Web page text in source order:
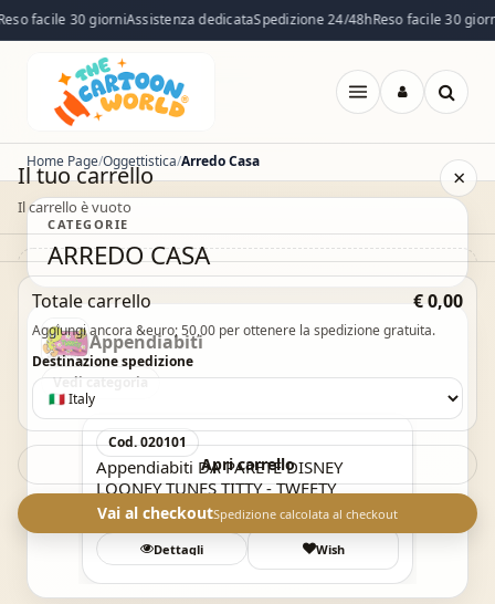
facile 30 giorniAssistenza dedicataSpedizione 24/48hReso facile 30 giorni
Apri
Il tuo carrello
Il carrello è vuoto
×
Il carrello è vuoto. Esplora il catalogo e aggiungi i
Vai al catalogo
Totale carrello € 0,00
Aggiungi ancora &euro; 50,00 per ottenere la spedizione gratuita.
Destinazione spedizione
Apri carrello
Vai al checkoutSpedizione calcolata al checkout
Home Page Oggettistica Arredo Casa
CATEGORIE
ARREDO CASA
Appendiabiti
Vedi categoria Acquisto Veloce
Cod. 020101
Appendiabiti DA PARETE DISNEY
LOONEY TUNES TITTY - TWEETY
€ 14,90
Dettagli Wish